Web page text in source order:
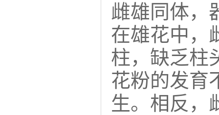
雌雄同体，
在雄花中，
柱，缺乏柱
花粉的发育
生。相反，